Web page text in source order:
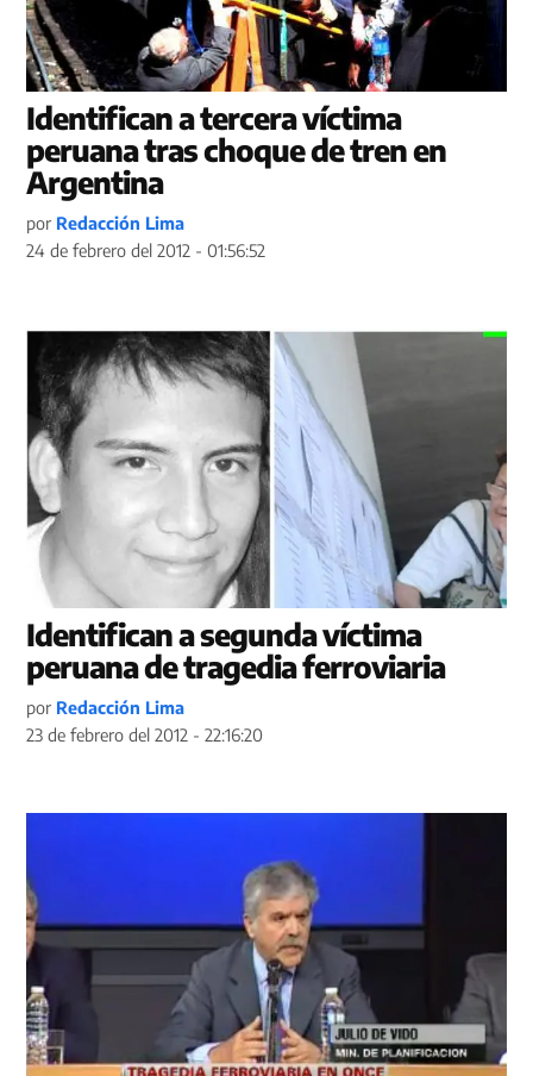
Identifican a tercera víctima
peruana tras choque de tren en
Argentina
por Redacción Lima
24 de febrero del 2012 - 01:56:52
Identifican a segunda víctima
peruana de tragedia ferroviaria
por Redacción Lima
23 de febrero del 2012 - 22:16:20